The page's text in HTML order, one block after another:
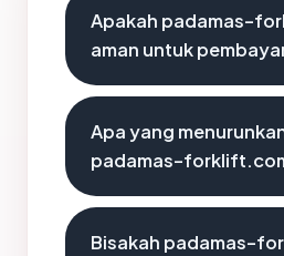
Apakah padamas-
aman untuk
Apa yang
padamas-
Bisakah padamas-